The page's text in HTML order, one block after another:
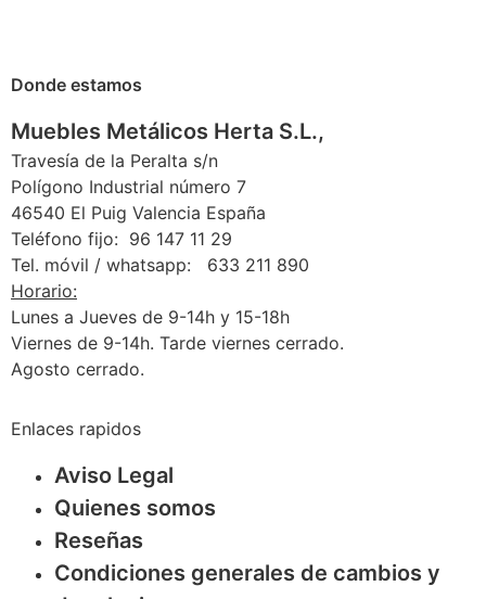
Donde estamos
Muebles Metálicos Herta S.L.,
Travesía de la Peralta s/n
Polígono Industrial número 7
46540 El Puig Valencia España
Teléfono fijo: 96 147 11 29
Tel. móvil / whatsapp: 633 211 890
Horario:
Lunes a Jueves de 9-14h y 15-18h
Viernes de 9-14h. Tarde viernes cerrado.
Agosto cerrado.
Enlaces rapidos
Aviso Legal
Quienes somos
Reseñas
Condiciones generales de cambios y